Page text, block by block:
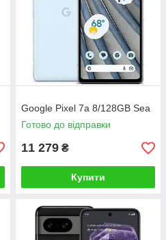
Google Pixel 7a 8/128GB Sea
Готово до відправки
11 279 ₴
Купити